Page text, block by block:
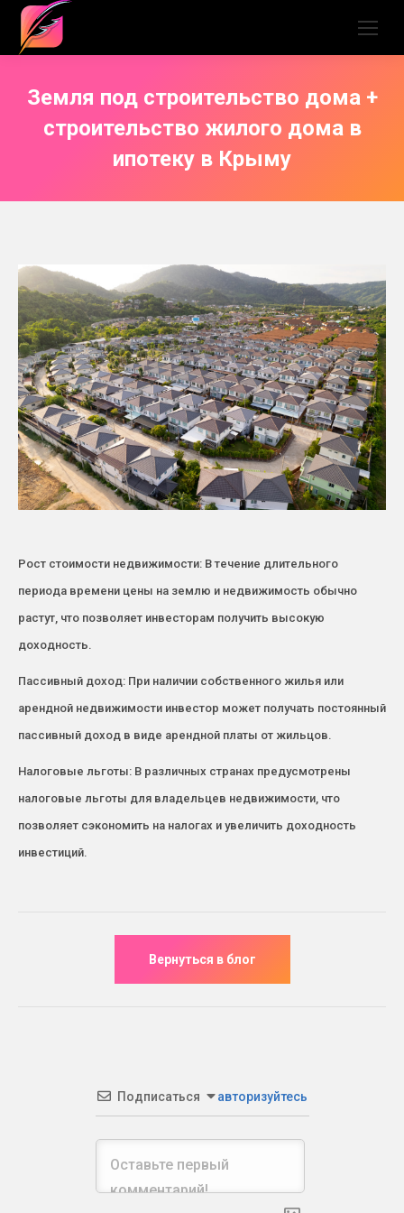
Земля под строительство дома +
строительство жилого дома в
ипотеку в Крыму
Рост стоимости недвижимости: В течение длительного
периода времени цены на землю и недвижимость обычно
растут, что позволяет инвесторам получить высокую
доходность.
Пассивный доход: При наличии собственного жилья или
арендной недвижимости инвестор может получать постоянный
пассивный доход в виде арендной платы от жильцов.
Налоговые льготы: В различных странах предусмотрены
налоговые льготы для владельцев недвижимости, что
позволяет сэкономить на налогах и увеличить доходность
инвестиций.
Подписаться авторизуйтесь